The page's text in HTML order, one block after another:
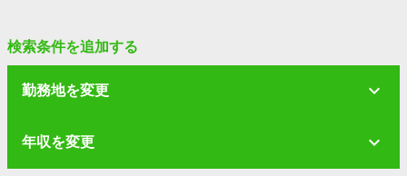
検索条件を追加する
勤務地を変更
年収を変更